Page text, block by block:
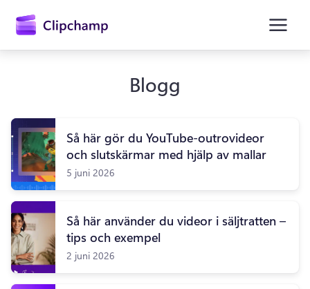
huvudinnehåll
Logga in
Prova kostnadsfritt
Blogg
Så här gör du YouTube-outrovideor
och slutskärmar med hjälp av mallar
5 juni 2026
Så här använder du videor i säljtratten –
tips och exempel
2 juni 2026